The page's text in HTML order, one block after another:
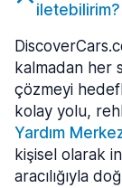
iletebilirim?
kalmadan her
çözmeyi
kolay yolu,
Yardım
kişisel olarak
aracılığıyla